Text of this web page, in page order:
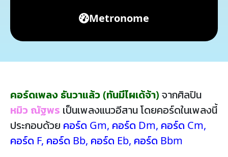
Metronome
คอร์ดเพลง ธันวาแล้ว (ทันมีไผเด้จ้า) จากศิลปิน
หมิว ณัฐพร เป็นเพลงแนวอีสาน โดยคอร์ดในเพลงนี้
ประกอบด้วย คอร์ด Gm, คอร์ด Dm, คอร์ด Cm,
คอร์ด F, คอร์ด Bb, คอร์ด Eb, คอร์ด Bbm